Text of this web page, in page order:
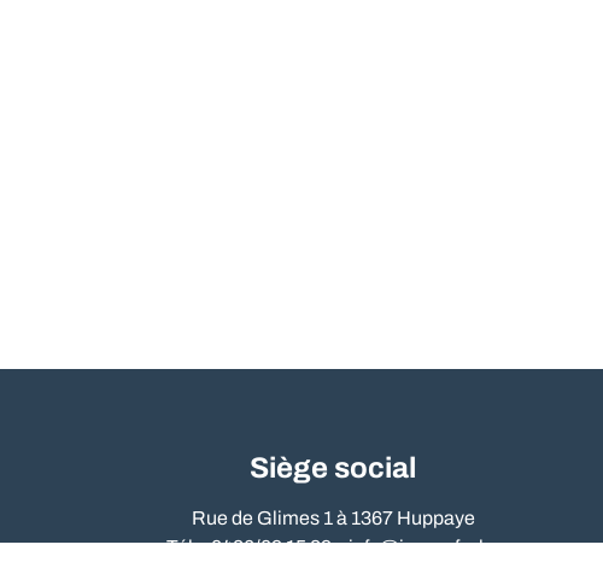
Siège social
Rue de Glimes 1 à 1367 Huppaye
Tél. : 0486/09 15 89 –info@immo-far.be